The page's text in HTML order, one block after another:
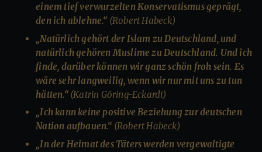
einem tief verwurzelten Konservatismus geprägt,
den ich ablehne.“ (Robert Habeck)
„Natürlich gehört der Islam zu Deutschland, und
natürlich gehören Muslime zu Deutschland. Und ich
finde, darüber können wir ganz schön froh sein. Es
wäre sehr langweilig, wenn wir nur mit uns zu tun
hätten.“ (Katrin Göring-Eckardt)
„Ich kann keine positive Beziehung zur deutschen
Nation aufbauen.“ (Robert Habeck)
„In der Heimat des Täters werden vergewaltigte